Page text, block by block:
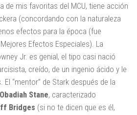
de mis favoritas del MCU, tiene acción
(concordando con la naturaleza
efectos para la época (fue
Efectos Especiales). La
Jr. es genial, el tipo casi nació
creído, de un ingenio ácido y le
“mentor” de Stark después de la
Obadiah Stane, caracterizado
Bridges (si no te dicen que es él,